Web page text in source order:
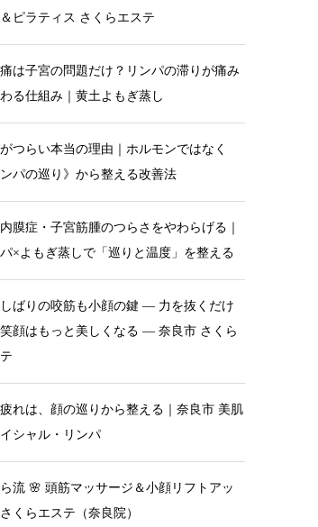
ピラティス さくらエステ
は子宮の問題だけ？リンパの滞りが痛み
る仕組み｜黄土よもぎ蒸し
つらい本当の理由｜ホルモンではなく
ンパの巡り》から整える改善法
膜症・子宮筋腫のつらさをやわらげる｜
×よもぎ蒸しで「巡りと温度」を整える
ばりの咬筋も小顔の鍵 — 力を抜くだけ
顔はもっと美しくなる — 奈良市 さくら
疲れは、顔の巡りから整える｜奈良市 美肌
シャル・リンパ
流 🌸 頭筋マッサージ＆小顔リフトアッ
くらエステ（奈良院）